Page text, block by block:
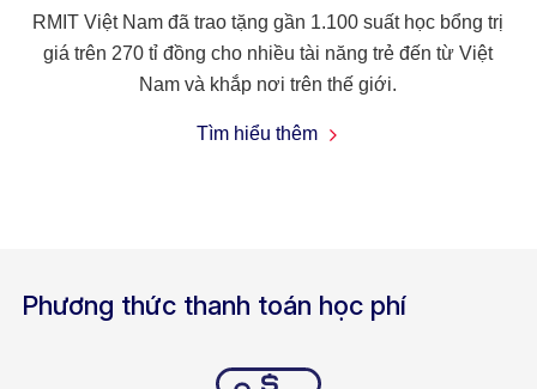
RMIT Việt Nam đã trao tặng gần 1.100 suất học bổng trị
giá trên 270 tỉ đồng cho nhiều tài năng trẻ đến từ Việt
Nam và khắp nơi trên thế giới.
Tìm hiểu thêm
Phương thức thanh toán học phí